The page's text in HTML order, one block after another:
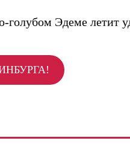
голубом Эдеме летит